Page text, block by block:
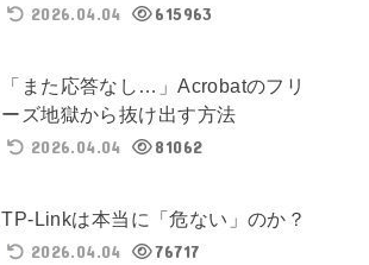
2026.04.04
615963
「また応答なし…」Acrobatのフリ
ーズ地獄から抜け出す方法
2026.04.04
81062
TP-Linkは本当に「危ない」のか？
2026.04.04
76717